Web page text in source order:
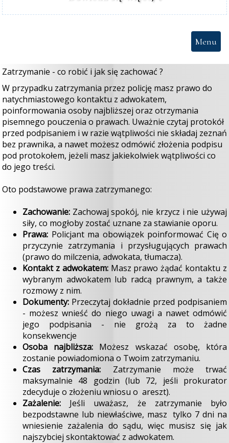
Menu
Zatrzymanie - co robić i jak się zachować ?
W przypadku zatrzymania przez policję masz prawo do
natychmiastowego kontaktu z adwokatem,
poinformowania osoby najbliższej oraz otrzymania
pisemnego pouczenia o prawach. Uważnie czytaj protokół
przed podpisaniem i w razie wątpliwości nie składaj zeznań
bez prawnika, a nawet możesz odmówić złożenia podpisu
pod protokołem, jeżeli masz jakiekolwiek wątpliwości co
do jego treści.
Oto podstawowe prawa zatrzymanego:
Zachowanie: Zachowaj spokój, nie krzycz i nie używaj
siły, co mogłoby zostać uznane za stawianie oporu.
Prawa: Policjant ma obowiązek poinformować Cię o
przyczynie zatrzymania i przysługujących prawach
(prawo do milczenia, adwokata, tłumacza).
Kontakt z adwokatem:Masz prawo żądać kontaktu z
wybranym adwokatem lub radcą prawnym, a także
rozmowy z nim.
Dokumenty: Przeczytaj dokładnie przed podpisaniem
- możesz wnieść do niego uwagi a nawet odmówić
jego podpisania - nie grożą za to żadne
konsekwencje
Osoba najbliższa: Możesz wskazać osobę, która
zostanie powiadomiona o Twoim zatrzymaniu.
Czas zatrzymania: Zatrzymanie może trwać
maksymalnie 48 godzin (lub 72, jeśli prokurator
zdecyduje o złożeniu wniosu o areszt).
Zażalenie: Jeśli uważasz, że zatrzymanie było
bezpodstawne lub niewłaściwe, masz tylko 7 dni na
wniesienie zażalenia do sądu, więc musisz się jak
najszybciej skontaktować z adwokatem.